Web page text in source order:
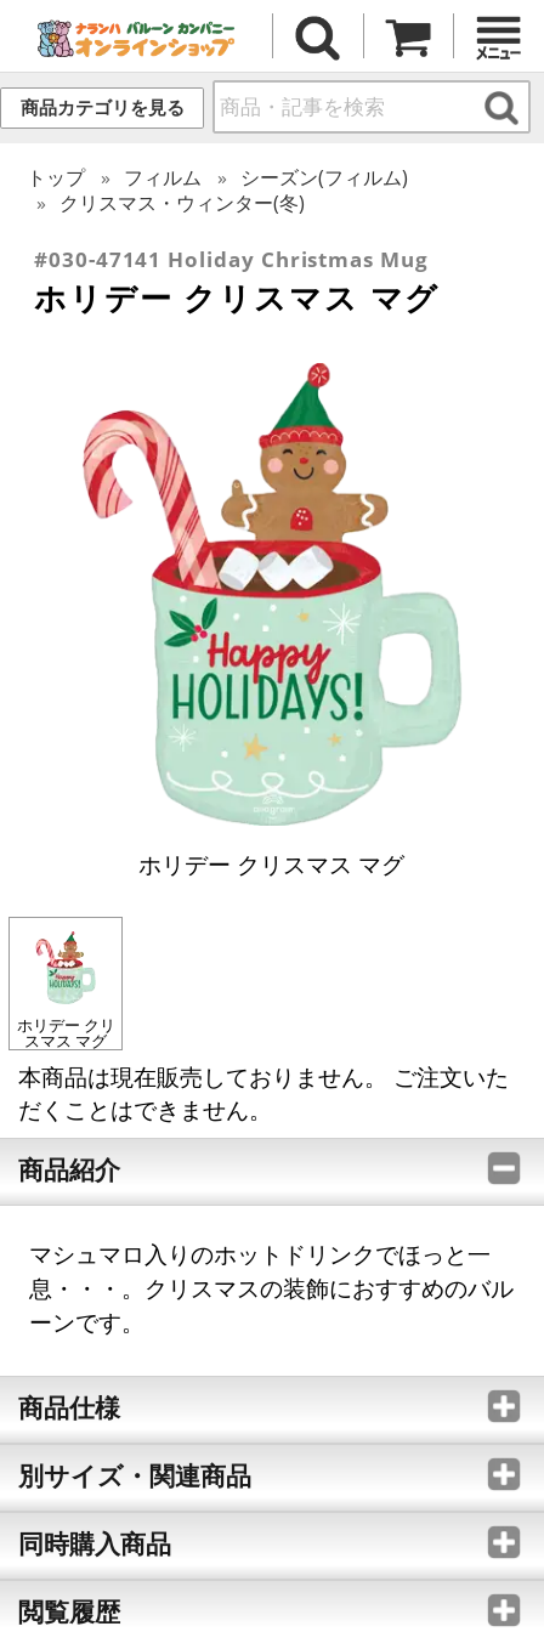
商品カテゴリを見る
トップ フィルム
シーズン(フィルム)
クリスマス・ウィンター(冬)
#030-47141 Holiday Christmas Mug
ホリデー クリスマス マグ
ホリデー クリスマス マグ
ホリデー クリ
スマス マグ
本商品は現在販売しておりません。 ご注文いた
だくことはできません。
商品紹介
マシュマロ入りのホットドリンクでほっと一
息・・・。クリスマスの装飾におすすめのバル
ーンです。
商品仕様
別サイズ・関連商品
同時購入商品
閲覧履歴